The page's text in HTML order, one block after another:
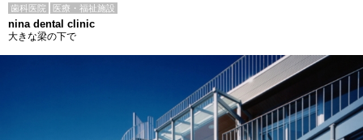
歯科医院 医療・福祉施設
nina dental clinic
大きな梁の下で